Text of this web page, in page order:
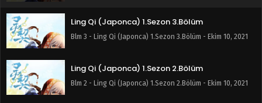
Ling Qi (Japonca) 1.Sezon 3.Bölüm
Blm 3 - Ling Qi (Japonca) 1.Sezon 3.Bölüm - Ekim 10, 2021
Ling Qi (Japonca) 1.Sezon 2.Bölüm
Blm 2 - Ling Qi (Japonca) 1.Sezon 2.Bölüm - Ekim 10, 2021